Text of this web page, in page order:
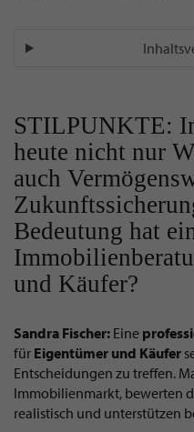
STILPUNKTE:
heute nicht nur
auch
Bedeutung hat
und Käufer?
Sandra Fischer: Eine
für Eigentümer und Käufer
Entscheidungen zu treffen.
Immobilienmarkt, bewerten
realistisch und unterstützen